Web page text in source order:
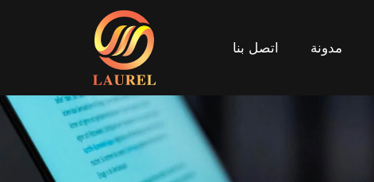
مدونة
اتصل بنا